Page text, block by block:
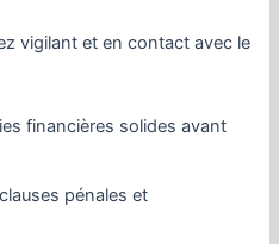
vigilant et en contact avec le
financières solides avant
pénales et